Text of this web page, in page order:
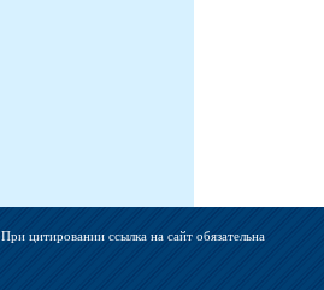
При цитировании ссылка на сайт обязательна